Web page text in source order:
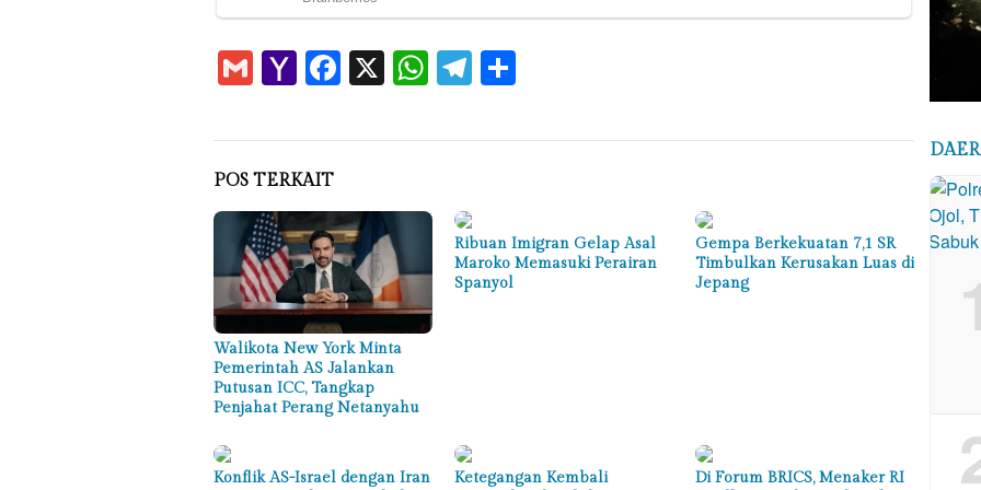
GmailYahoo
Mail
Facebook
X WhatsApp
Telegram
POS TERKAIT
Walikota New York Minta
Pemerintah AS Jalankan
Putusan ICC, Tangkap
Penjahat Perang Netanyahu
Ribuan Imigran Gelap Asal
Maroko Memasuki Perairan
Spanyol
Gempa Berkekuatan 7,1 SR
Timbulkan Kerusakan Luas di
Jepang
Konflik AS-Israel dengan Iran
Ketegangan Kembali
Di Forum BRICS, Menaker RI